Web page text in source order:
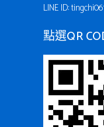
LINE ID:
點選QR